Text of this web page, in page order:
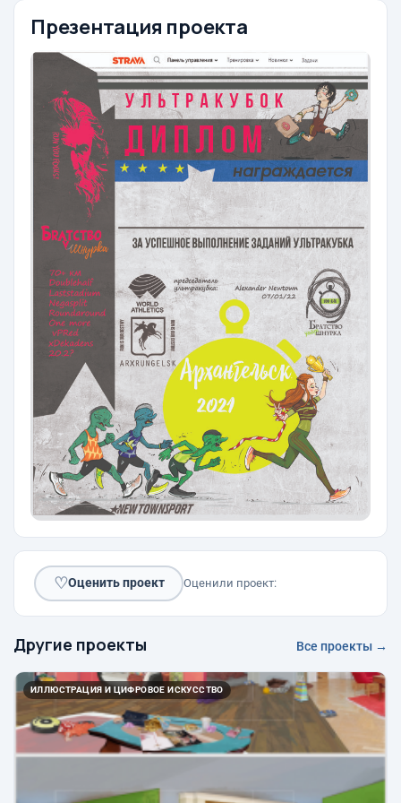
Презентация проекта
♡Оценить проект Оценили проект:
Другие проекты Все проекты →
ИЛЛЮСТРАЦИЯ И ЦИФРОВОЕ ИСКУССТВО